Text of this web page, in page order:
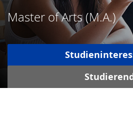
Master of Arts (M.A.)